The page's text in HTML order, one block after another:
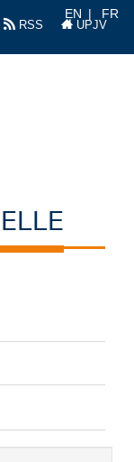
RSS UPJV
EN FR